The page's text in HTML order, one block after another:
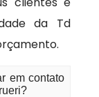
da Td
em contato